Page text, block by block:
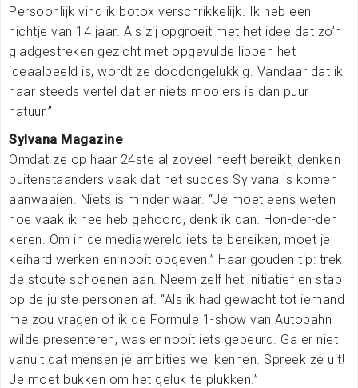
Persoonlijk vind ik botox verschrikkelijk. Ik heb een
nichtje van 14 jaar. Als zij opgroeit met het idee dat zo’n
gladgestreken gezicht met opgevulde lippen het
ideaalbeeld is, wordt ze doodongelukkig. Vandaar dat ik
haar steeds vertel dat er niets mooiers is dan puur
natuur.”
Sylvana Magazine
Omdat ze op haar 24ste al zoveel heeft bereikt, denken
buitenstaanders vaak dat het succes Sylvana is komen
aanwaaien. Niets is minder waar. “Je moet eens weten
hoe vaak ik nee heb gehoord, denk ik dan. Hon-der-den
keren. Om in de mediawereld iets te bereiken, moet je
keihard werken en nooit opgeven.” Haar gouden tip: trek
de stoute schoenen aan. Neem zelf het initiatief en stap
op de juiste personen af. “Als ik had gewacht tot iemand
me zou vragen of ik de Formule 1-show van Autobahn
wilde presenteren, was er nooit iets gebeurd. Ga er niet
vanuit dat mensen je ambities wel kennen. Spreek ze uit!
Je moet bukken om het geluk te plukken.”